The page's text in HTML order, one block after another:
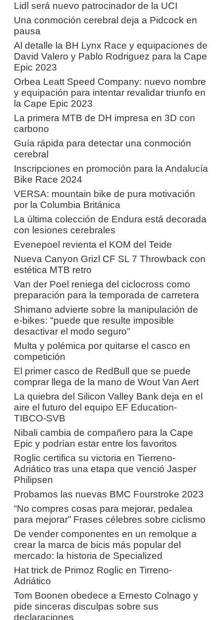
Lidl será nuevo patrocinador de la UCI
Una conmoción cerebral deja a Pidcock en
pausa
Al detalle la BH Lynx Race y equipaciones de
David Valero y Pablo Rodriguez para la Cape
Epic 2023
Orbea Leatt Speed Company: nuevo nombre
y equipación para intentar revalidar triunfo en
la Cape Epic 2023
La primera MTB de DH impresa en 3D con
carbono
Guía rápida para detectar una conmoción
cerebral
Inscripciones en promoción para la Andalucía
Bike Race 2024
VERSA: mountain bike de pura motivación
por la Columbia Británica
La última colección de Endura está decorada
con lesiones cerebrales
Evenepoel revienta el KOM del Teide
Nueva Canyon Grizl CF SL 7 Throwback con
estética MTB retro
Van der Poel reniega del ciclocross como
preparación para la temporada de carretera
Shimano advierte sobre la manipulación de
e-bikes: "puede que resulte imposible
desactivar el modo seguro"
Multa y polémica por quitarse el casco en
competición
El primer casco de RedBull que se puede
comprar llega de la mano de Wout Van Aert
La quiebra del Silicon Valley Bank deja en el
aire el futuro del equipo EF Education-
TIBCO-SVB
Nibali cambia de compañero para la Cape
Epic y podrían estar entre los favoritos
Roglic certifica su victoria en Tierreno-
Adriático tras una etapa que venció Jasper
Philipsen
Probamos las nuevas BMC Fourstroke 2023
“No compres cosas para mejorar, pedalea
para mejorar” Frases célebres sobre ciclismo
De vender componentes en un remolque a
crear la marca de bicis más popular del
mercado: la historia de Specialized
Hat trick de Primoz Roglic en Tirreno-
Adriático
Tom Boonen obedece a Ernesto Colnago y
pide sinceras disculpas sobre sus
declaraciones